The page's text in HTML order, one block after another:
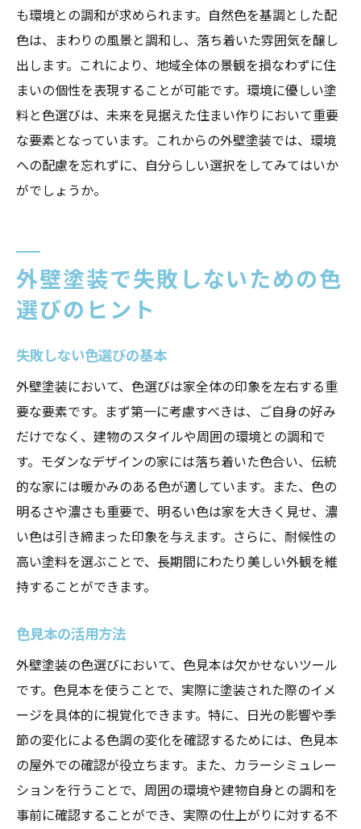
も環境との調和が求められます。自然色を基調とした配
色は、まわりの風景と調和し、落ち着いた雰囲気を醸し
出します。これにより、地域全体の景観を損なわずに住
まいの個性を表現することが可能です。環境に優しい塗
料と色選びは、未来を見据えた住まい作りにおいて重要
な要素となっています。これからの外壁塗装では、環境
への配慮を忘れずに、自分らしい選択をしてみてはいか
がでしょうか。
外壁塗装で失敗しないための色
選びのヒント
失敗しない色選びの基本
外壁塗装において、色選びは家全体の印象を左右する重
要な要素です。まず第一に考慮すべきは、ご自身の好み
だけでなく、建物のスタイルや周囲の環境との調和で
す。モダンなデザインの家には落ち着いた色合い、伝統
的な家には暖かみのある色が適しています。また、色の
明るさや濃さも重要で、明るい色は家を大きく見せ、濃
い色は引き締まった印象を与えます。さらに、耐候性の
高い塗料を選ぶことで、長期間にわたり美しい外観を維
持することができます。
色見本の活用方法
外壁塗装の色選びにおいて、色見本は欠かせないツール
です。色見本を使うことで、実際に塗装された際のイメ
ージを具体的に視覚化できます。特に、日光の影響や季
節の変化による色調の変化を確認するためには、色見本
の屋外での確認が役立ちます。また、カラーシミュレー
ションを行うことで、周囲の環境や建物自身との調和を
事前に確認することができ、実際の仕上がりに対する不